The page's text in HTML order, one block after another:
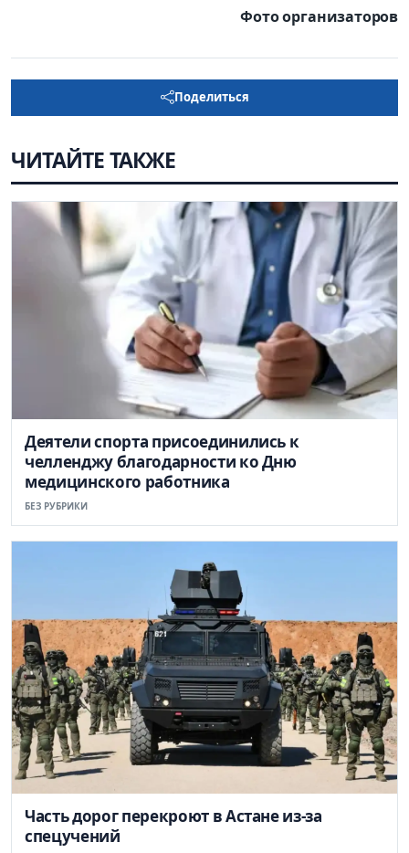
Фото организаторов
Поделиться
ЧИТАЙТЕ ТАКЖЕ
Деятели спорта присоединились к
челленджу благодарности ко Дню
медицинского работника
БЕЗ РУБРИКИ
Часть дорог перекроют в Астане из-за
спецучений